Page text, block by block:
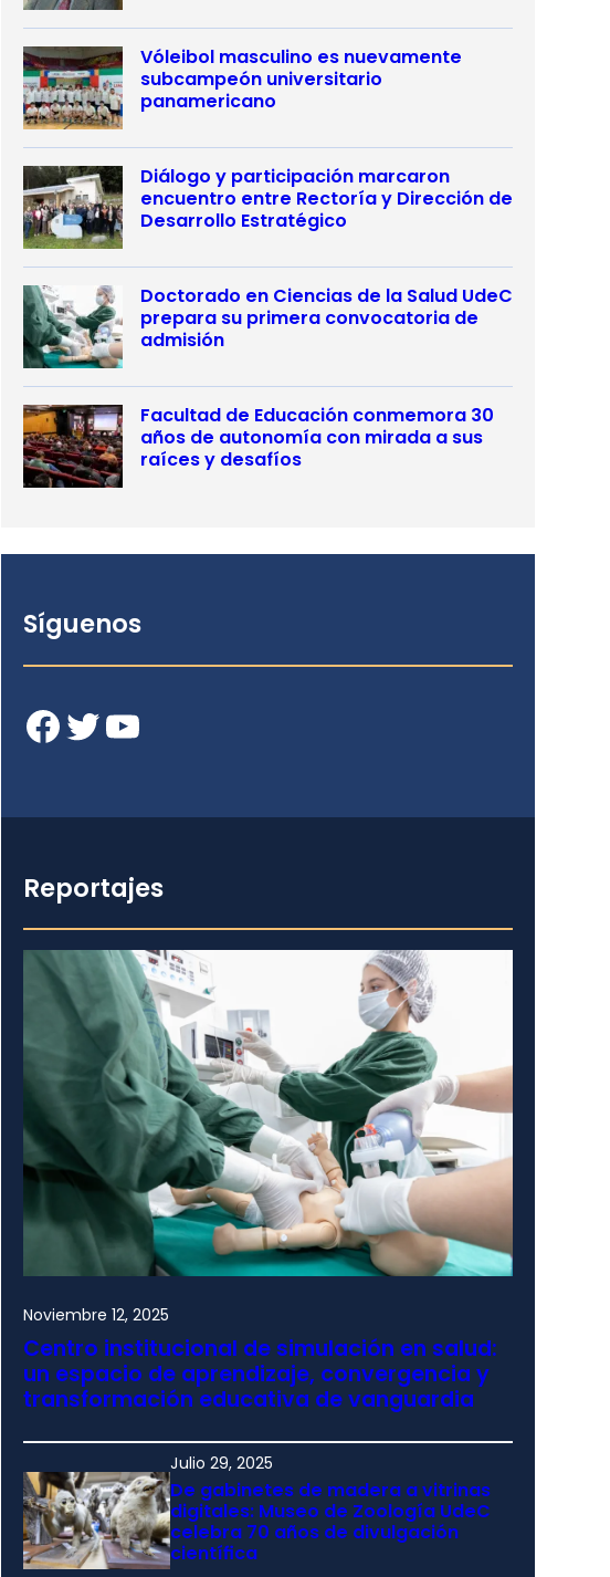
Vóleibol masculino es nuevamente
subcampeón universitario
panamericano
Diálogo y participación marcaron
encuentro entre Rectoría y Dirección de
Desarrollo Estratégico
Doctorado en Ciencias de la Salud UdeC
prepara su primera convocatoria de
admisión
Facultad de Educación conmemora 30
años de autonomía con mirada a sus
raíces y desafíos
Síguenos
Facebook Twitter YouTube
Reportajes
Noviembre 12, 2025
Centro institucional de simulación en salud:
un espacio de aprendizaje, convergencia y
transformación educativa de vanguardia
Julio 29, 2025
De gabinetes de madera a vitrinas
digitales: Museo de Zoología UdeC
celebra 70 años de divulgación
científica